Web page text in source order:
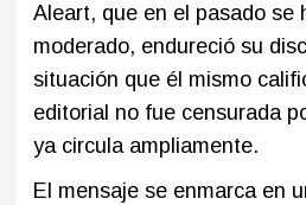
Aleart, que en el pasado se
moderado, endureció su
situación que él mismo
editorial no fue censurada
ya circula ampliamente.
El mensaje se enmarca en